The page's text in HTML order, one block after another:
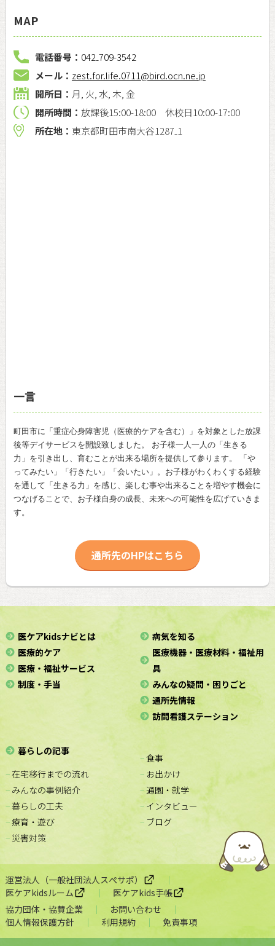
MAP
電話番号： 042₋709-3542
メール： zest.for.life.0711@bird.ocn.ne.jp
開所日： 月, 火, 水, 木, 金
開所時間： 放課後15:00-18:00 休校日10:00-17:00
所在地： 東京都町田市南大谷1287₋1
一言
町田市に「重症心身障害児（医療的ケアを含む）」を対象とした放課
後等デイサービスを開設致しました。 お子様一人一人の「生きる
力」を引き出し、育むことが出来る場所を提供して参ります。 「や
ってみたい」「行きたい」「会いたい」。お子様がわくわくする経験
を通して「生きる力」を感じ、楽しむ事や出来ることを増やす機会に
つなげることで、お子様自身の成長、未来への可能性を広げていきま
す。
通所先のHPはこちら
医ケアkidsナビとは
医療的ケア
医療・福祉サービス
制度・手当
病気を知る
医療機器・医療材料・福祉用
具
みんなの疑問・困りごと
通所先情報
訪問看護ステーション
暮らしの記事
− 在宅移行までの流れ
− みんなの事例紹介
− 暮らしの工夫
− 療育・遊び
− 災害対策
− 食事
− お出かけ
− 通園・就学
− インタビュー
− ブログ
運営法人（一般社団法人スぺサポ）
医ケアkidsルーム
医ケアkids手帳
協力団体・協賛企業
お問い合わせ
個人情報保護方針
利用規約 免責事項